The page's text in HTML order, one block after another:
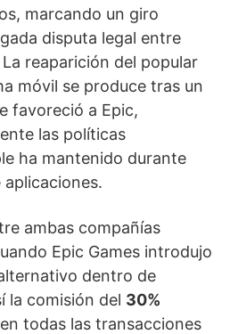
marcando un giro
disputa legal entre
reaparición del popular
móvil se produce tras un
favoreció a Epic,
las políticas
ha mantenido durante
ambas compañías
Epic Games introdujo
dentro de
la comisión del 30%
en todas las transacciones